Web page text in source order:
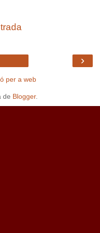
›
per a web
de Blogger.